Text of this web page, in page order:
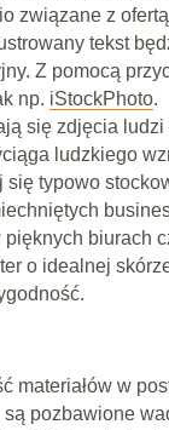
związane z
tekst
Z pomocą
np. iStockPhoto.
się zdjęcia
ludzkiego
się typowo
biurach
o idealnej
materiałów w
pozbawione